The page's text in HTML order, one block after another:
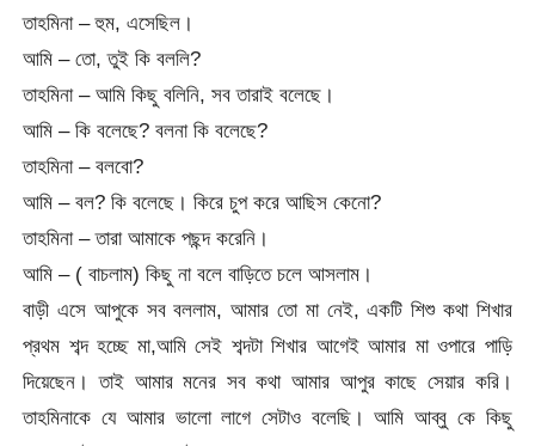
তাহমিনা – হুম, এসেছিল।
আমি – তো, তুই কি বললি?
তাহমিনা – আমি কিছু বলিনি, সব তারাই বলেছে।
আমি – কি বলেছে? বলনা কি বলেছে?
তাহমিনা – বলবো?
আমি – বল? কি বলেছে। কিরে চুপ করে আছিস কেনো?
তাহমিনা – তারা আমাকে পছন্দ করেনি।
আমি – ( বাচলাম) কিছু না বলে বাড়িতে চলে আসলাম।
বাড়ী এসে আপুকে সব বললাম, আমার তো মা নেই, একটি শিশু কথা শিখার
প্রথম শব্দ হচ্ছে মা,আমি সেই শব্দটা শিখার আগেই আমার মা ওপারে পাড়ি
দিয়েছেন। তাই আমার মনের সব কথা আমার আপুর কাছে সেয়ার করি।
তাহমিনাকে যে আমার ভালো লাগে সেটাও বলেছি। আমি আব্বু কে কিছু